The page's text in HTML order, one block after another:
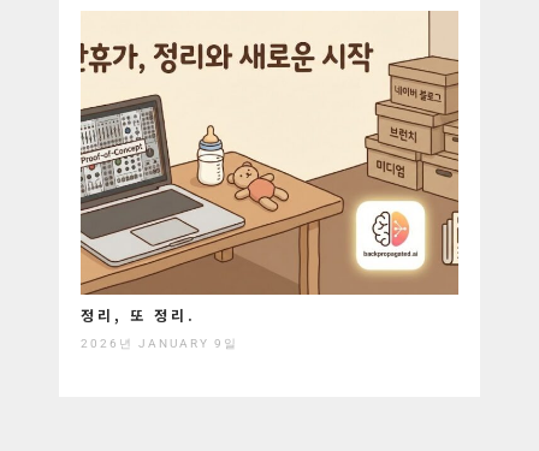
정리, 또 정리.
2026년 JANUARY 9일